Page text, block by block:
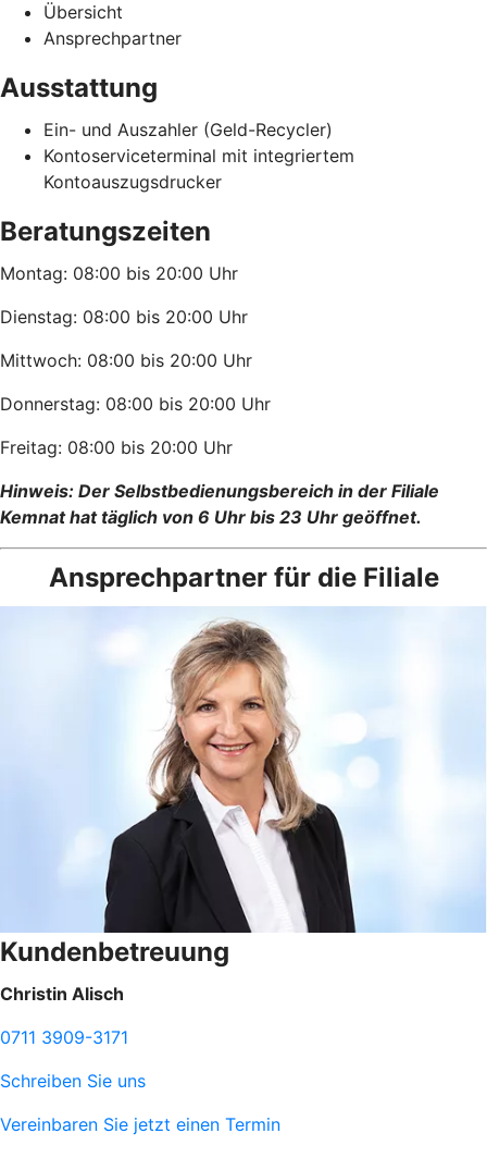
Übersicht
Ansprechpartner
Ausstattung
Ein- und Auszahler (Geld-Recycler)
Kontoserviceterminal mit integriertem
Kontoauszugsdrucker
Beratungszeiten
Montag: 08:00 bis 20:00 Uhr
Dienstag: 08:00 bis 20:00 Uhr
Mittwoch: 08:00 bis 20:00 Uhr
Donnerstag: 08:00 bis 20:00 Uhr
Freitag: 08:00 bis 20:00 Uhr
Hinweis: Der Selbstbedienungsbereich in der Filiale
Kemnat hat täglich von 6 Uhr bis 23 Uhr geöffnet.
Ansprechpartner für die Filiale
Kundenbetreuung
Christin Alisch
0711 3909-3171
Schreiben Sie uns
Vereinbaren Sie jetzt einen Termin